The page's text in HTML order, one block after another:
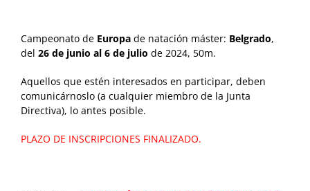
Campeonato de Europa de natación máster: Belgrado,
del 26 de junio al 6 de julio de 2024, 50m.
Aquellos que estén interesados en participar, deben
comunicárnoslo (a cualquier miembro de la Junta
Directiva), lo antes posible.
PLAZO DE INSCRIPCIONES FINALIZADO.